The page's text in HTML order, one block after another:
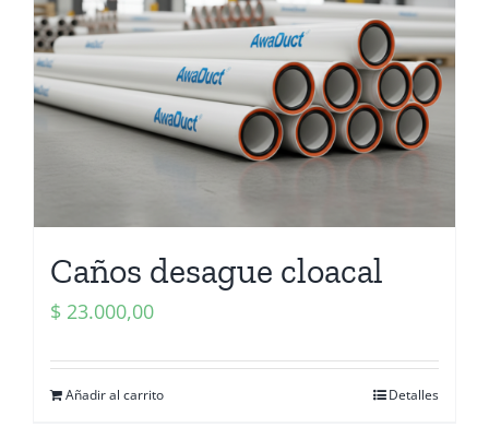
Caños desague cloacal
$ 23.000,00
Añadir al carrito Detalles